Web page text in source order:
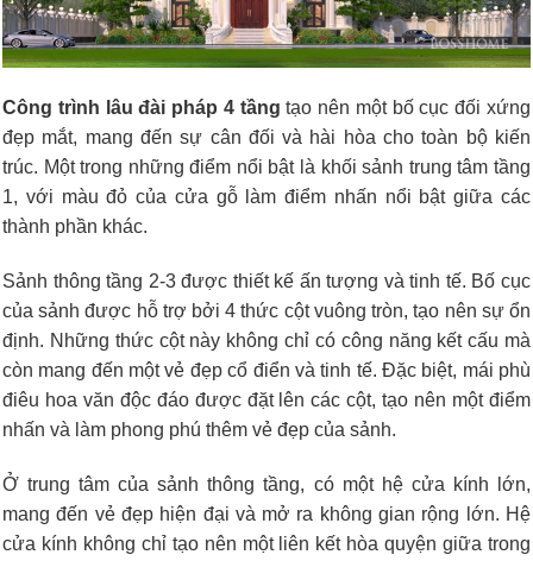
Công trình lâu đài pháp 4 tầng tạo nên một bố cục đối xứng
đẹp mắt, mang đến sự cân đối và hài hòa cho toàn bộ kiến
trúc. Một trong những điểm nổi bật là khối sảnh trung tâm tầng
1, với màu đỏ của cửa gỗ làm điểm nhấn nổi bật giữa các
thành phần khác.
Sảnh thông tầng 2-3 được thiết kế ấn tượng và tinh tế. Bố cục
của sảnh được hỗ trợ bởi 4 thức cột vuông tròn, tạo nên sự ổn
định. Những thức cột này không chỉ có công năng kết cấu mà
còn mang đến một vẻ đẹp cổ điển và tinh tế. Đặc biệt, mái phù
điêu hoa văn độc đáo được đặt lên các cột, tạo nên một điểm
nhấn và làm phong phú thêm vẻ đẹp của sảnh.
Ở trung tâm của sảnh thông tầng, có một hệ cửa kính lớn,
mang đến vẻ đẹp hiện đại và mở ra không gian rộng lớn. Hệ
cửa kính không chỉ tạo nên một liên kết hòa quyện giữa trong